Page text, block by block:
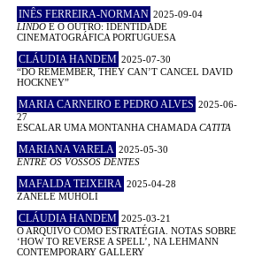
INÊS FERREIRA-NORMAN 2025-09-04
LINDO E O OUTRO: IDENTIDADE
CINEMATOGRÁFICA PORTUGUESA
CLÁUDIA HANDEM 2025-07-30
“DO REMEMBER, THEY CAN’T CANCEL DAVID
HOCKNEY”
MARIA CARNEIRO E PEDRO ALVES 2025-06-
27
ESCALAR UMA MONTANHA CHAMADA CATITA
MARIANA VARELA 2025-05-30
ENTRE OS VOSSOS DENTES
MAFALDA TEIXEIRA 2025-04-28
ZANELE MUHOLI
CLÁUDIA HANDEM 2025-03-21
O ARQUIVO COMO ESTRATÉGIA. NOTAS SOBRE
‘HOW TO REVERSE A SPELL’, NA LEHMANN
CONTEMPORARY GALLERY